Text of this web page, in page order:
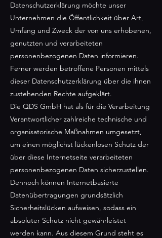
Datenschutzerklärung möchte unser
Unternehmen die Öffentlichkeit über Art,
Umfang und Zweck der von uns erhobenen,
genutzten und verarbeiteten
personenbezogenen Daten informieren.
Ferner werden betroffene Personen mittels
dieser Datenschutzerklärung über die ihnen
zustehenden Rechte aufgeklärt.
Die QDS GmbH hat als für die Verarbeitung
Verantwortlicher zahlreiche technische und
organisatorische Maßnahmen umgesetzt,
um einen möglichst lückenlosen Schutz der
über diese Internetseite verarbeiteten
personenbezogenen Daten sicherzustellen.
Dennoch können Internetbasierte
Datenübertragungen grundsätzlich
Sicherheitslücken aufweisen, sodass ein
absoluter Schutz nicht gewährleistet
werden kann. Aus diesem Grund steht es